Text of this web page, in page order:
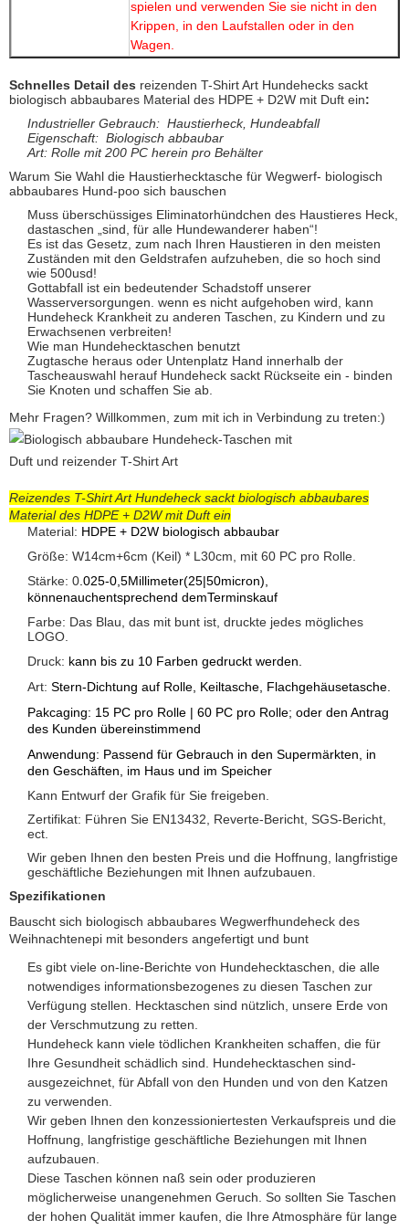
spielen und verwenden Sie sie nicht in den
Krippen, in den Laufstallen oder in den
Wagen.
Schnelles Detail des reizenden T-Shirt Art Hundehecks sackt
biologisch abbaubares Material des HDPE + D2W mit Duft ein:
Industrieller Gebrauch: Haustierheck, Hundeabfall
Eigenschaft: Biologisch abbaubar
Art: Rolle mit 200 PC herein pro Behälter
Warum Sie Wahl die Haustierhecktasche für Wegwerf- biologisch
abbaubares Hund-poo sich bauschen
Muss überschüssiges Eliminatorhündchen des Haustieres Heck,
dastaschen „sind, für alle Hundewanderer haben“!
Es ist das Gesetz, zum nach Ihren Haustieren in den meisten
Zuständen mit den Geldstrafen aufzuheben, die so hoch sind
wie 500usd!
Gottabfall ist ein bedeutender Schadstoff unserer
Wasserversorgungen. wenn es nicht aufgehoben wird, kann
Hundeheck Krankheit zu anderen Taschen, zu Kindern und zu
Erwachsenen verbreiten!
Wie man Hundehecktaschen benutzt
Zugtasche heraus oder Untenplatz Hand innerhalb der
Tascheauswahl herauf Hundeheck sackt Rückseite ein - binden
Sie Knoten und schaffen Sie ab.
Mehr Fragen? Willkommen, zum mit ich in Verbindung zu treten:)
Reizendes T-Shirt Art Hundeheck sackt biologisch abbaubares
Material des HDPE + D2W mit Duft ein
Material: HDPE + D2W biologisch abbaubar
Größe: W14cm+6cm (Keil) * L30cm, mit 60 PC pro Rolle.
Stärke: 0 .025-0,5Millimeter(25|50micron),
könnenauchentsprechend demTerminskauf
Farbe: Das Blau, das mit bunt ist, druckte jedes mögliches
LOGO.
Druck: kann bis zu 10 Farben gedruckt werden.
Art: Stern-Dichtung auf Rolle, Keiltasche, Flachgehäusetasche.
Pakcaging: 15 PC pro Rolle | 60 PC pro Rolle; oder den Antrag
des Kunden übereinstimmend
Anwendung: Passend für Gebrauch in den Supermärkten, in
den Geschäften, im Haus und im Speicher
Kann Entwurf der Grafik für Sie freigeben.
Zertifikat: Führen Sie EN13432, Reverte-Bericht, SGS-Bericht,
ect.
Wir geben Ihnen den besten Preis und die Hoffnung, langfristige
geschäftliche Beziehungen mit Ihnen aufzubauen.
Spezifikationen
Bauscht sich biologisch abbaubares Wegwerfhundeheck des
Weihnachtenepi mit besonders angefertigt und bunt
Es gibt viele on-line-Berichte von Hundehecktaschen, die alle
notwendiges informationsbezogenes zu diesen Taschen zur
Verfügung stellen. Hecktaschen sind nützlich, unsere Erde von
der Verschmutzung zu retten.
Hundeheck kann viele tödlichen Krankheiten schaffen, die für
Ihre Gesundheit schädlich sind. Hundehecktaschen sind-
ausgezeichnet, für Abfall von den Hunden und von den Katzen
zu verwenden.
Wir geben Ihnen den konzessioniertesten Verkaufspreis und die
Hoffnung, langfristige geschäftliche Beziehungen mit Ihnen
aufzubauen.
Diese Taschen können naß sein oder produzieren
möglicherweise unangenehmen Geruch. So sollten Sie Taschen
der hohen Qualität immer kaufen, die Ihre Atmosphäre für lange